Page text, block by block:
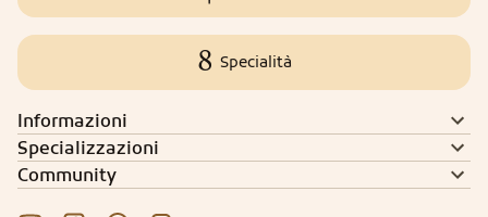
8 Specialità
Informazioni
Specializzazioni
Community